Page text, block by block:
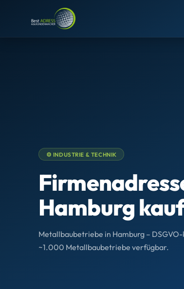
⚙️ INDUSTRIE & TECHNIK
Hamburg
Metallbaubetriebe in Hamburg –
~1.000 Metallbaubetriebe verfügbar.